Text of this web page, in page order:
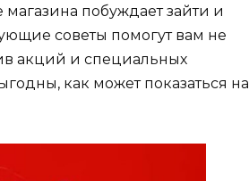
побуждает зайти и
советы помогут вам не
акций и специальных
как может показаться на